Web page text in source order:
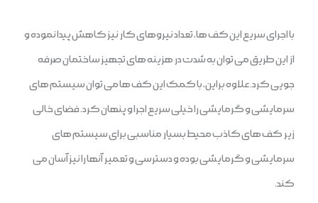
با اجرای سریع این کف ها، تعداد نیروهای کار نیز کاهش پیدا نموده و
از این طریق می توان به شدت در هزینه های تجهیز ساختمان صرفه
جویی کرد. علاوه براین، با کمک این کف ها می توان سیستم های
سرمایشی و گرمایشی را خیلی سریع اجرا و پنهان کرد. فضای خالی
زیر کف های کاذب محیط بسیار مناسبی برای سیستم های
سرمایشی و گرمایشی بوده و دسترسی و تعمیر آنها را نیز آسان می
کند.